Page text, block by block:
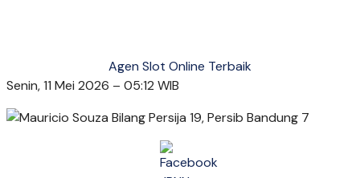
Agen Slot Online Terbaik
Senin, 11 Mei 2026 – 05:12 WIB